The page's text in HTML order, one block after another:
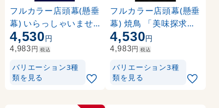
フルカラー店頭幕(懸垂
幕) いらっしゃいませ(
紺地) 素材:ポンジ (694
86)
4,530円
4,983円 税込
バリエーション3種
類を見る
フルカラー店頭幕(懸垂
幕) 焼鳥 「美味探求」
黒・白抜 素材:ポンジ (
3497)
4,530円
4,983円 税込
バリエーション3種
類を見る